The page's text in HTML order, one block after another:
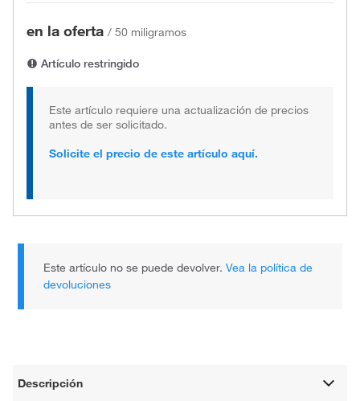
en la oferta / 50 miligramos
Artículo restringido
Este artículo requiere una actualización de precios
antes de ser solicitado.
Solicite el precio de este artículo aquí.
Este artículo no se puede devolver.Vea la política de
devoluciones
Descripción